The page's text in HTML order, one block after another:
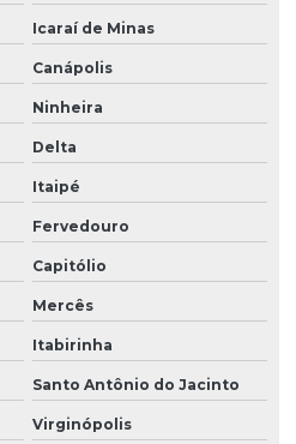
Icaraí de Minas
Canápolis
Ninheira
Delta
Itaipé
Fervedouro
Capitólio
Mercês
Itabirinha
Santo Antônio do Jacinto
Virginópolis